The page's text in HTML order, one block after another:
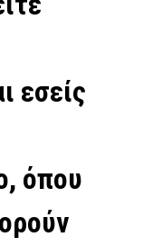
εσείς
όπου